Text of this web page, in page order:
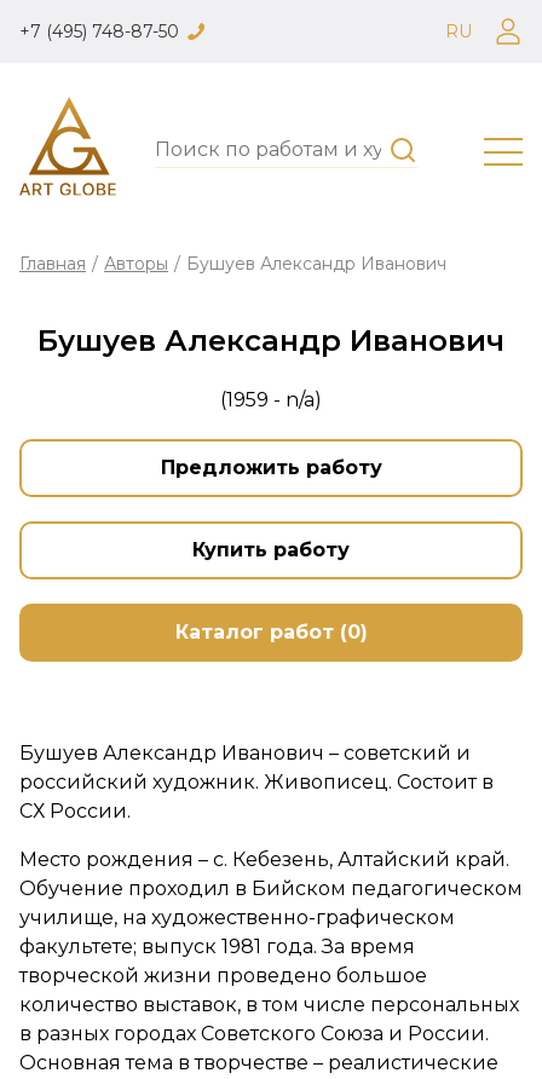
+7 (495) 748-87-50 RU
Главная / Авторы / Бушуев Александр Иванович
Бушуев Александр Иванович
(1959 - n/a)
Предложить работу
Купить работу
Каталог работ (0)
Бушуев Александр Иванович – советский и
российский художник. Живописец. Состоит в
СХ России.
Место рождения – с. Кебезень, Алтайский край.
Обучение проходил в Бийском педагогическом
училище, на художественно-графическом
факультете; выпуск 1981 года. За время
творческой жизни проведено большое
количество выставок, в том числе персональных
в разных городах Советского Союза и России.
Основная тема в творчестве – реалистические